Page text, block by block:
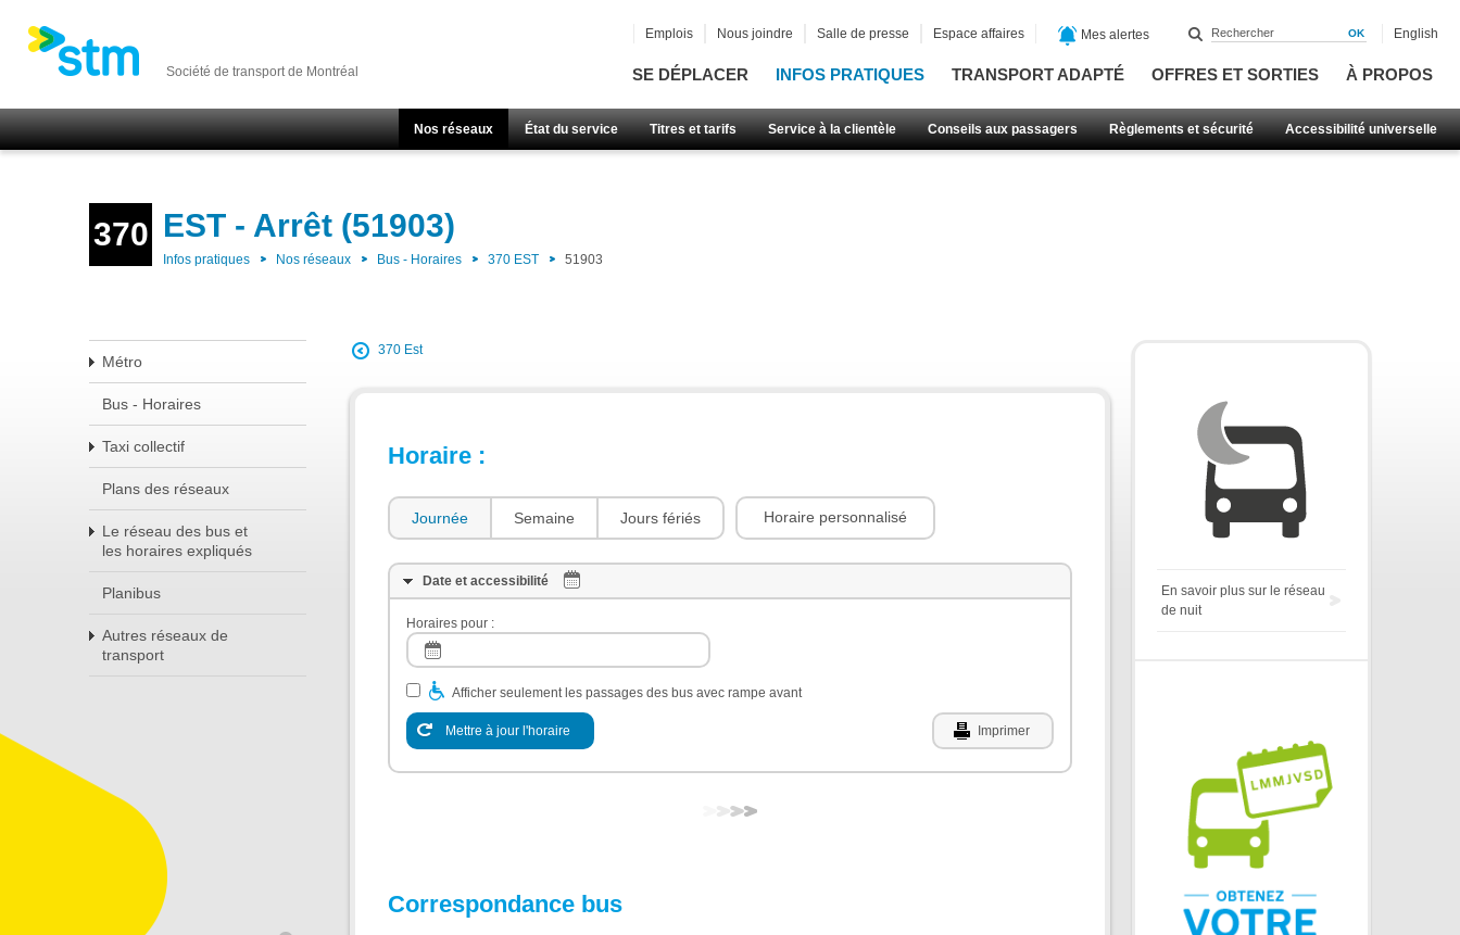
Société de transport de Montréal SE DÉPLACER INFOS PRATIQUES TRANSPORT ADAPTÉ OFFRES ET SORTIES À PROPOS
Nos réseaux État du service Titres et tarifs Service à la clientèle Conseils aux passagers Règlements et sécurité Accessibilité universelle
Emplois Nous joindre Salle de presse Espace affaires Mes alertes English
370 EST - Arrêt (51903)
Infos pratiques Nos réseaux Bus - Horaires 370 EST 51903
Métro
Bus - Horaires
Taxi collectif
Plans des réseaux
Le réseau des bus et
les horaires expliqués
Planibus
Autres réseaux de
transport
370 Est
Horaire :
Journée Semaine Jours fériés Horaire personnalisé
Date et accessibilité
Horaires pour :
Afficher seulement les passages des bus avec rampe avant
Mettre à jour l'horaire Imprimer
Correspondance bus
En savoir plus sur le réseau
de nuit